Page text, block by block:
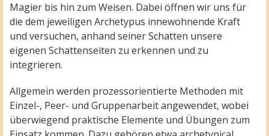
Magier bis hin zum Weisen. Dabei öffnen wir uns für
die dem jeweiligen Archetypus innewohnende Kraft
und versuchen, anhand seiner Schatten unsere
eigenen Schattenseiten zu erkennen und zu
integrieren.
Allgemein werden prozessorientierte Methoden mit
Einzel-, Peer- und Gruppenarbeit angewendet, wobei
überwiegend praktische Elemente und Übungen zum